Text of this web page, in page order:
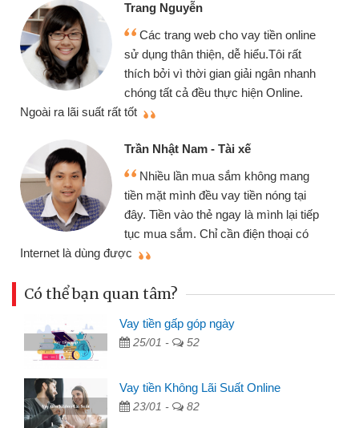
Trang Nguyễn
Các trang web cho vay tiền online
sử dụng thân thiện, dễ hiểu.Tôi rất
thích bởi vì thời gian giải ngân nhanh
chóng tất cả đều thực hiện Online.
Ngoài ra lãi suất rất tốt
Trần Nhật Nam - Tài xế
Nhiều lần mua sắm không mang
tiền mặt mình đều vay tiền nóng tại
đây. Tiền vào thẻ ngay là mình lại tiếp
tục mua sắm. Chỉ cần điện thoại có
Internet là dùng được
Có thể bạn quan tâm?
Vay tiền gấp góp ngày
25/01 - 52
Vay tiền Không Lãi Suất Online
23/01 - 82